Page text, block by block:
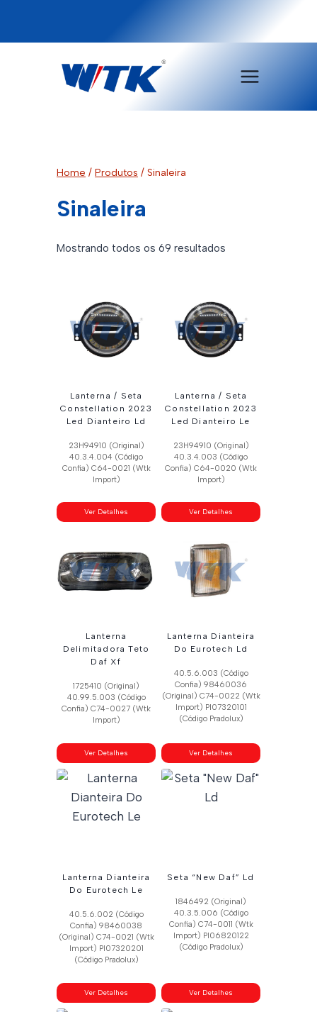
o
Home / Produtos / Sinaleira
Sinaleira
Mostrando todos os 69 resultados
recente
Lanterna / Seta
Constellation 2023
Led Dianteiro Ld
23H94910 (Original)
40.3.4.004 (Código
Confia) C64-0021 (Wtk
Import)
Ver Detalhes
Lanterna / Seta
Constellation 2023
Led Dianteiro Le
23H94910 (Original)
40.3.4.003 (Código
Confia) C64-0020 (Wtk
Import)
Ver Detalhes
Lanterna
Delimitadora Teto
Daf Xf
1725410 (Original)
40.99.5.003 (Código
Confia) C74-0027 (Wtk
Import)
Ver Detalhes
Lanterna Dianteira
Do Eurotech Ld
40.5.6.003 (Código
Confia) 98460036
(Original) C74-0022 (Wtk
Import) Pl07320101
(Código Pradolux)
Ver Detalhes
Lanterna Dianteira
Do Eurotech Le
40.5.6.002 (Código
Confia) 98460038
(Original) C74-0021 (Wtk
Import) Pl07320201
(Código Pradolux)
Ver Detalhes
Seta “New Daf” Ld
1846492 (Original)
40.3.5.006 (Código
Confia) C74-0011 (Wtk
Import) Pl06820122
(Código Pradolux)
Ver Detalhes